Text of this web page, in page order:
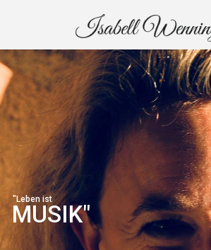
MUSIK"
"Leben ist